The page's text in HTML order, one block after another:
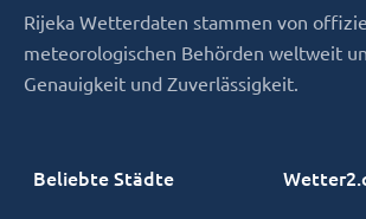
Rijeka Wetterdaten stammen von
meteorologischen Behörden weltweit
Genauigkeit und Zuverlässigkeit.
Beliebte Städte